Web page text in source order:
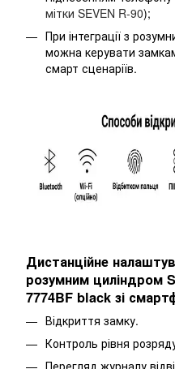
мітки SEVEN R-90);
При інтеграції з
можна керувати
смарт сценаріїв.
Дистанційне
розумним циліндром
7774BF black зі
Відкриття замку.
Контроль рівня